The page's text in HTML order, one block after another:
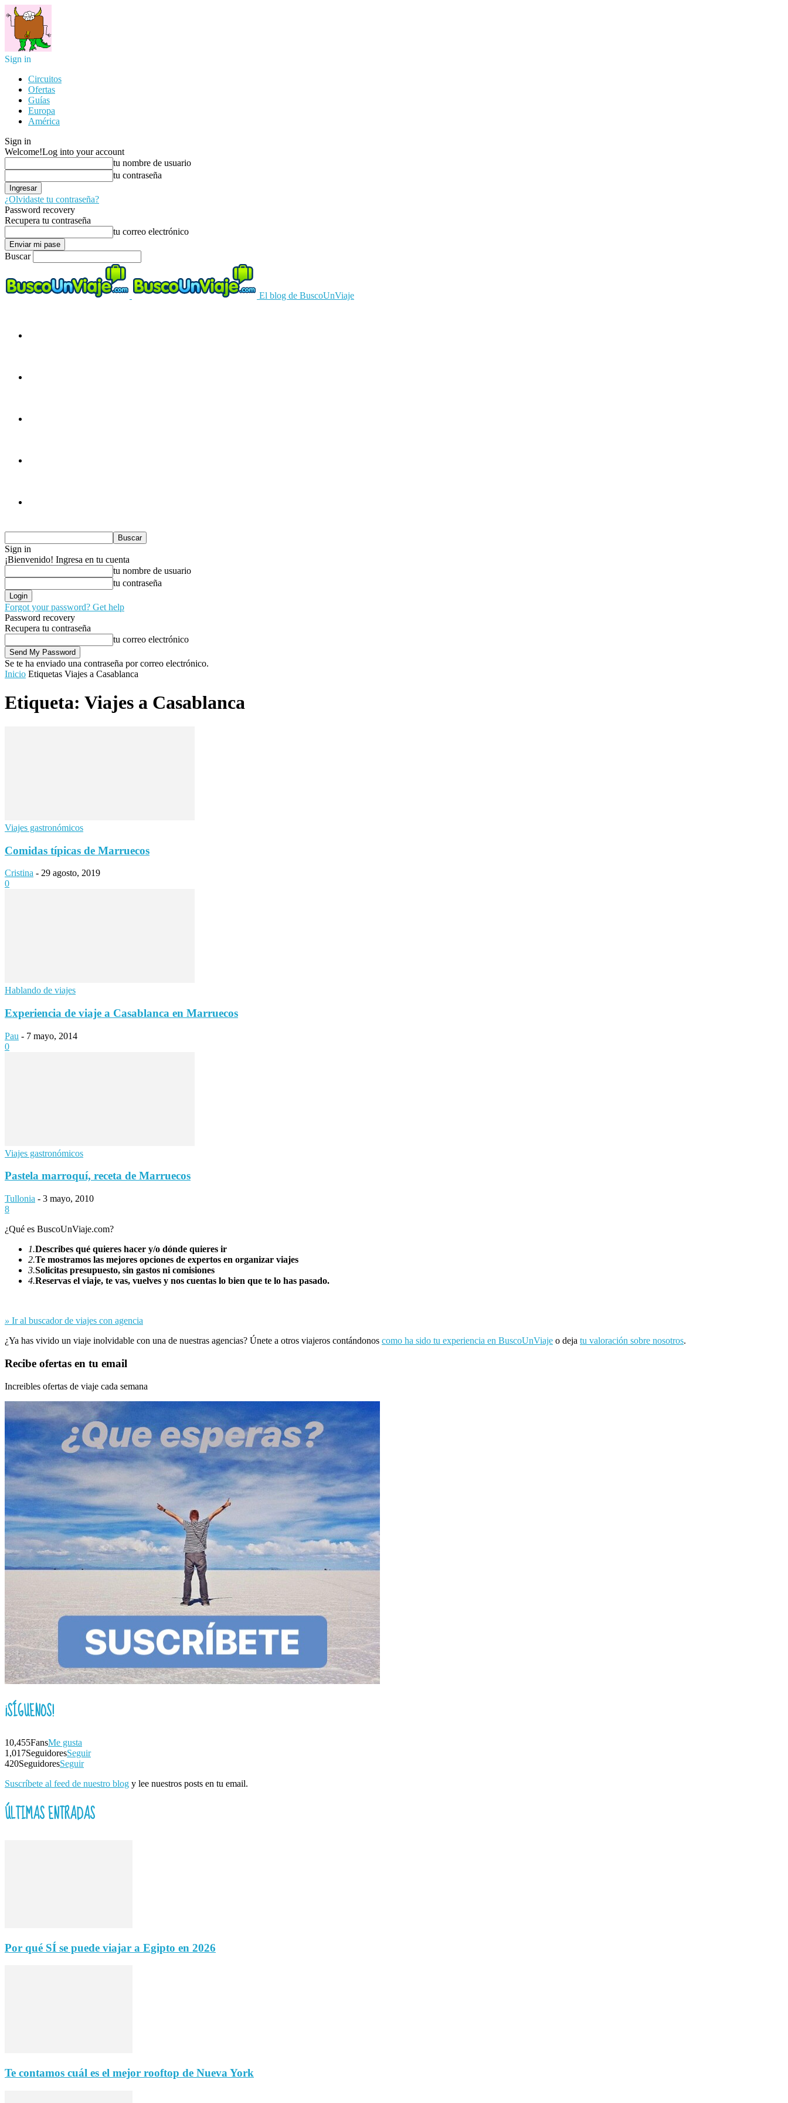
Sign in
Circuitos
Ofertas
Guías
Europa
América
Sign in
Welcome!Log into your account
tu nombre de usuario
tu contraseña
¿Olvidaste tu contraseña?
Password recovery
Recupera tu contraseña
tu correo electrónico
Buscar
El blog de BuscoUnViaje
Sign in
¡Bienvenido! Ingresa en tu cuenta
tu nombre de usuario
tu contraseña
Forgot your password? Get help
Password recovery
Recupera tu contraseña
tu correo electrónico
Se te ha enviado una contraseña por correo electrónico.
Inicio Etiquetas Viajes a Casablanca
Etiqueta: Viajes a Casablanca
Viajes gastronómicos
Comidas típicas de Marruecos
Cristina - 29 agosto, 2019
0
Hablando de viajes
Experiencia de viaje a Casablanca en Marruecos
Pau - 7 mayo, 2014
0
Viajes gastronómicos
Pastela marroquí, receta de Marruecos
Tullonia - 3 mayo, 2010
8
¿Qué es BuscoUnViaje.com?
1.Describes qué quieres hacer y/o dónde quieres ir
2.Te mostramos las mejores opciones de expertos en organizar viajes
3.Solicitas presupuesto, sin gastos ni comisiones
4.Reservas el viaje, te vas, vuelves y nos cuentas lo bien que te lo has pasado.
» Ir al buscador de viajes con agencia
¿Ya has vivido un viaje inolvidable con una de nuestras agencias? Únete a otros viajeros contándonos como ha sido tu experiencia en BuscoUnViaje o deja tu valoración sobre nosotros.
Recibe ofertas en tu email
Increibles ofertas de viaje cada semana
¡SÍGUENOS!
10,455FansMe gusta
1,017SeguidoresSeguir
420SeguidoresSeguir
Suscríbete al feed de nuestro blog y lee nuestros posts en tu email.
ÚLTIMAS ENTRADAS
Por qué SÍ se puede viajar a Egipto en 2026
Te contamos cuál es el mejor rooftop de Nueva York